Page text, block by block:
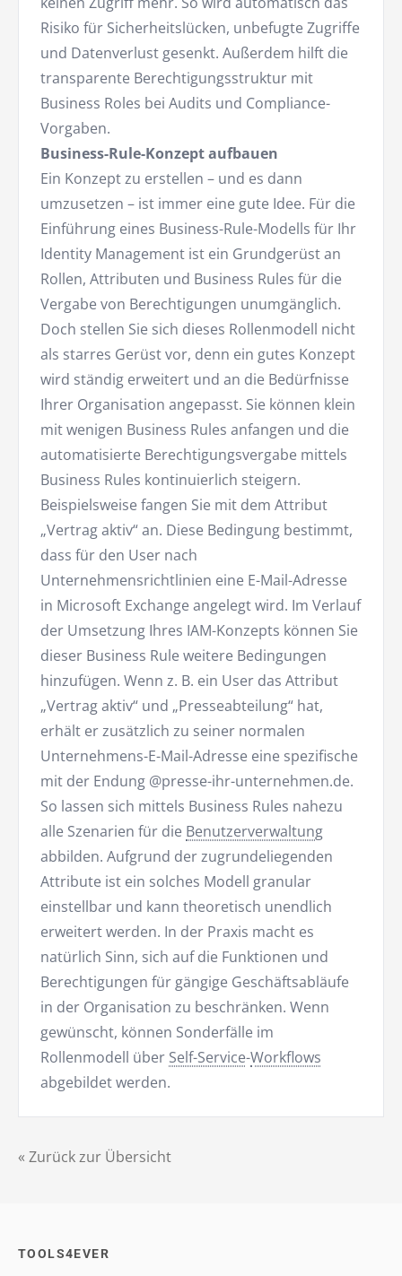
« Zurück zur Übersicht
Risiko für Sicherheitslücken, unbefugte Zugriffe
und Datenverlust gesenkt. Außerdem hilft die
transparente Berechtigungsstruktur mit
Business Roles bei Audits und Compliance-
Vorgaben.
Business-Rule-Konzept aufbauen
Ein Konzept zu erstellen – und es dann
umzusetzen – ist immer eine gute Idee. Für die
Einführung eines Business-Rule-Modells für Ihr
Identity Management ist ein Grundgerüst an
Rollen, Attributen und Business Rules für die
Vergabe von Berechtigungen unumgänglich.
Doch stellen Sie sich dieses Rollenmodell nicht
als starres Gerüst vor, denn ein gutes Konzept
wird ständig erweitert und an die Bedürfnisse
Ihrer Organisation angepasst. Sie können klein
mit wenigen Business Rules anfangen und die
automatisierte Berechtigungsvergabe mittels
Business Rules kontinuierlich steigern.
Beispielsweise fangen Sie mit dem Attribut
„Vertrag aktiv“ an. Diese Bedingung bestimmt,
dass für den User nach
Unternehmensrichtlinien eine E-Mail-Adresse
in Microsoft Exchange angelegt wird. Im Verlauf
der Umsetzung Ihres IAM-Konzepts können Sie
dieser Business Rule weitere Bedingungen
hinzufügen. Wenn z. B. ein User das Attribut
„Vertrag aktiv“ und „Presseabteilung“ hat,
erhält er zusätzlich zu seiner normalen
Unternehmens-E-Mail-Adresse eine spezifische
mit der Endung @presse-ihr-unternehmen.de.
So lassen sich mittels Business Rules nahezu
alle Szenarien für die Benutzerverwaltung
abbilden. Aufgrund der zugrundeliegenden
Attribute ist ein solches Modell granular
einstellbar und kann theoretisch unendlich
erweitert werden. In der Praxis macht es
natürlich Sinn, sich auf die Funktionen und
Berechtigungen für gängige Geschäftsabläufe
in der Organisation zu beschränken. Wenn
gewünscht, können Sonderfälle im
Rollenmodell über Self-Service-Workflows
abgebildet werden.
TOOLS4EVER